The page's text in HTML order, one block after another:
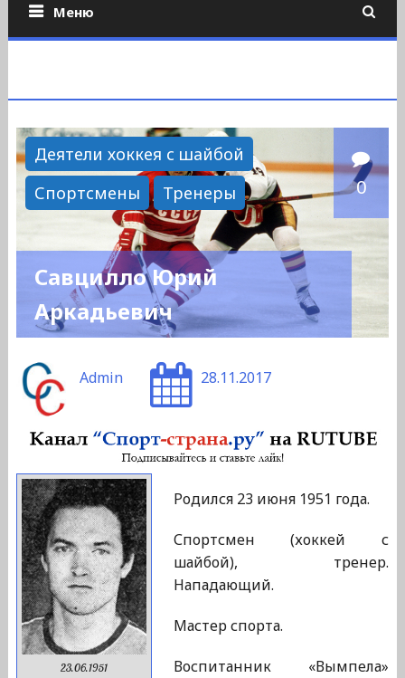
Меню
Деятели хоккея с шайбой
Спортсмены
Тренеры 0
Савцилло Юрий
Аркадьевич
Admin 28.11.2017
23.06.1951
Родился 23 июня 1951 года.
Спортсмен (хоккей с
шайбой), тренер.
Нападающий.
Мастер спорта.
Воспитанник «Вымпела»